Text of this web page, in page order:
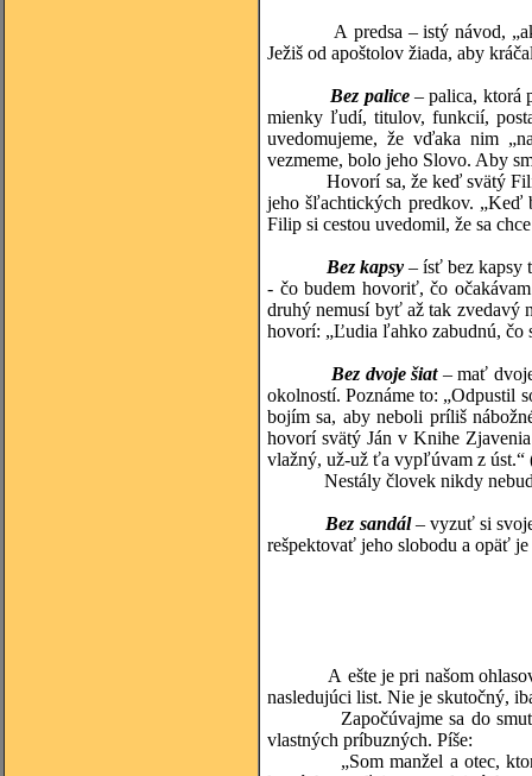
A predsa – istý návod, „ako
Ježiš od apoštolov žiada, aby
Bez palice– palica, ktorá
mienky ľudí, titulov, funkcií,
uvedomujeme, že vďaka nim
vezmeme, bolo jeho Slovo. Aby
Hovorí sa, že keď svätý Filip
jeho šľachtických predkov. „Keď
Filip si cestou uvedomil, že sa
Bez kapsy– ísť bez kapsy
- čo budem hovoriť, čo
druhý nemusí byť až tak zvedavý
hovorí: „Ľudia ľahko zabudnú, čo
Bez dvoje šiat– mať
okolností. Poznáme to: „Odpustil
bojím sa, aby neboli príliš
hovorí svätý Ján v Knihe
vlažný, už-už ťa vypľúvam z úst.“
Nestály človek nikdy nebude
Bez sandál– vyzuť si
rešpektovať jeho slobodu a opäť
A ešte je pri našom
nasledujúci list. Nie je skutočný,
Započúvajme sa do
vlastných príbuzných. Píše:
„Som manžel a otec, ktorý